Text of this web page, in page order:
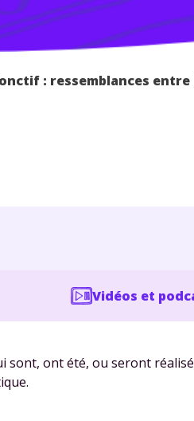
: ressemblances
Vidéos et
sont, ont été, ou seront